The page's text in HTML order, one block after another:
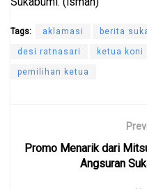
Tags: aklamasi berita
desi ratnasari ketua koni
pemilihan ketua
Promo Menarik dari
Angsuran